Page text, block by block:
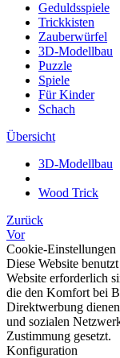
Geduldsspiele
Trickkisten
Zauberwürfel
3D-Modellbau
Puzzle
Spiele
Für Kinder
Schach
Übersicht
3D-Modellbau
Wood Trick
Zurück
Vor
Cookie-Einstellungen
Diese Website
Website erforderlich
die den Komfort bei
Direktwerbung
und sozialen
Zustimmung gesetzt.
Konfiguration